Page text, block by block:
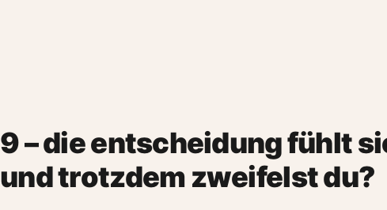
9 – die entscheidung fühlt
und trotzdem zweifelst du?